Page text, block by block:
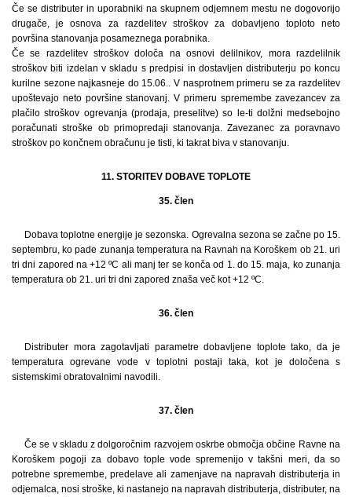
Če se distributer in uporabniki na skupnem odjemnem mestu ne dogovorijo
drugače, je osnova za razdelitev stroškov za dobavljeno toploto neto
površina stanovanja posameznega porabnika.
Če se razdelitev stroškov določa na osnovi delilnikov, mora razdelilnik
stroškov biti izdelan v skladu s predpisi in dostavljen distributerju po koncu
kurilne sezone najkasneje do 15.06.. V nasprotnem primeru se za razdelitev
upoštevajo neto površine stanovanj. V primeru spremembe zavezancev za
plačilo stroškov ogrevanja (prodaja, preselitve) so le-ti dolžni medsebojno
poračunati stroške ob primopredaji stanovanja. Zavezanec za poravnavo
stroškov po končnem obračunu je tisti, ki takrat biva v stanovanju.
11. STORITEV DOBAVE TOPLOTE
35. člen
Dobava toplotne energije je sezonska. Ogrevalna sezona se začne po 15.
septembru, ko pade zunanja temperatura na Ravnah na Koroškem ob 21. uri
tri dni zapored na +12 ºC ali manj ter se konča od 1. do 15. maja, ko zunanja
temperatura ob 21. uri tri dni zapored znaša več kot +12 ºC.
36. člen
Distributer mora zagotavljati parametre dobavljene toplote tako, da je
temperatura ogrevane vode v toplotni postaji taka, kot je določena s
sistemskimi obratovalnimi navodili.
37. člen
Če se v skladu z dolgoročnim razvojem oskrbe območja občine Ravne na
Koroškem pogoji za dobavo tople vode spremenijo v takšni meri, da so
potrebne spremembe, predelave ali zamenjave na napravah distributerja in
odjemalca, nosi stroške, ki nastanejo na napravah distributerja, distributer, na